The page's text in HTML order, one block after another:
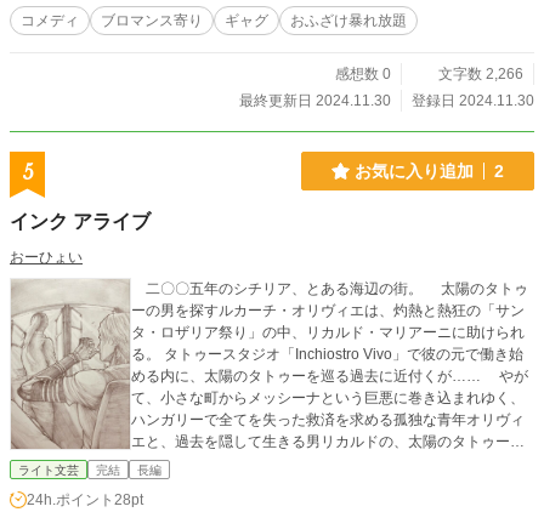
仲間たちも加わってきて！？ ノリと勢い、ホットな男達で紡ぐ 青春ギャグホッ
トストーリー。 おふざけで書いております。 ご了承ください。
コメディ ブロマンス寄り ギャグ おふざけ暴れ放題
感想数 0
文字数 2,266
最終更新日 2024.11.30
登録日 2024.11.30
5 お気に入り追加 2
インク アライブ
おーひょい
二〇〇五年のシチリア、とある海辺の街。 太陽のタトゥ
ーの男を探すルカーチ・オリヴィエは、灼熱と熱狂の「サン
タ・ロザリア祭り」の中、リカルド・マリアーニに助けられ
る。 タトゥースタジオ「Inchiostro Vivo」で彼の元で働き始
める内に、太陽のタトゥーを巡る過去に近付くが…… やが
て、小さな町からメッシーナという巨悪に巻き込まれゆく、
ハンガリーで全てを失った救済を求める孤独な青年オリヴィ
エと、過去を隠して生きる男リカルドの、太陽のタトゥーを
巡る陰謀と愛憎の物語。 一度誤操作で削除してしまいまし
ライト文芸 完結 長編
24h.ポイント 28pt